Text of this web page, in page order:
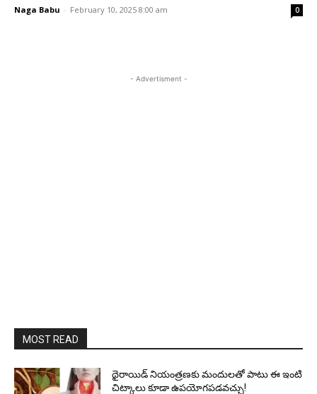
Naga Babu - February 10, 2025 8:00 am 0
- Advertisment -
MOST READ
థైరాయిడ్ నియంత్రణకు మందులతో పాటు ఈ ఇంటి
చిట్కాలు కూడా ఉపయోగపడవచ్చు!